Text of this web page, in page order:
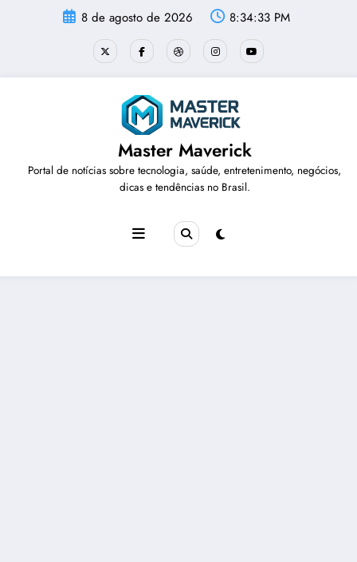
8 de agosto de 2026 8:34:33 PM
Master Maverick
Portal de notícias sobre tecnologia, saúde, entretenimento, negócios,
dicas e tendências no Brasil.